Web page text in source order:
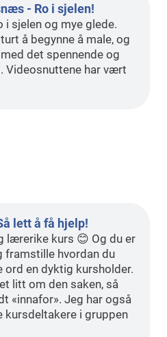
- Ro i sjelen!
sjelen og mye glede.
å begynne å male, og
det spennende og
Videosnuttene har vært
lett å få hjelp!
lærerike kurs 😊 Og du er
framstille hvordan du
ord en dyktig kursholder.
litt om den saken, så
«innafor». Jeg har også
kursdeltakere i gruppen